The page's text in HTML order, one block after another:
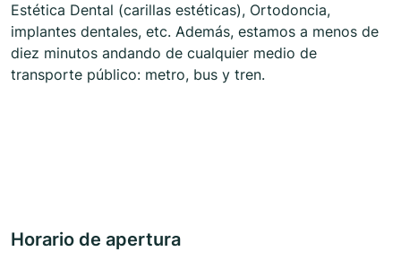
Estética Dental (carillas estéticas), Ortodoncia,
implantes dentales, etc. Además, estamos a menos de
diez minutos andando de cualquier medio de
transporte público: metro, bus y tren.
Horario de apertura